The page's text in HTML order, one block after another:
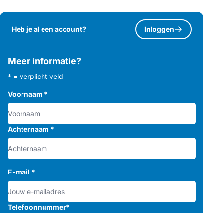
Heb je al een account? Inloggen
Meer informatie?
* = verplicht veld
Voornaam *
Achternaam *
E-mail *
Telefoonnummer*